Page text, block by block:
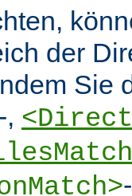
der
Sie
-,